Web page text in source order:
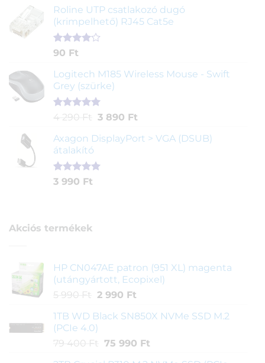
ből,
értékelés
alapján
Roline UTP csatlakozó dugó
(krimpelhető) RJ45 Cat5e
Értékelés
5-ből,
2
értékelés
alapján
90 Ft
Logitech M185 Wireless Mouse - Swift
Grey (szürke)
Értékelés
ből,
1
értékelés
alapján
4 290 Ft
Original
was:
290 Ft.
3 890 FtCurrent
is:
Axagon DisplayPort > VGA (DSUB)
átalakító
Értékelés
1
3 990 Ft
Akciós termékek
HP CN047AE patron (951 XL) magenta
(utángyártott, Ecopixel)
5 990 Ft
Original
was:
5
990 Ft.
2 990 FtCurrent
is:
990 Ft.
1TB WD Black SN850X NVMe SSD M.2
(PCIe 4.0)
79 400 Ft
Original
75 990 FtCurrent